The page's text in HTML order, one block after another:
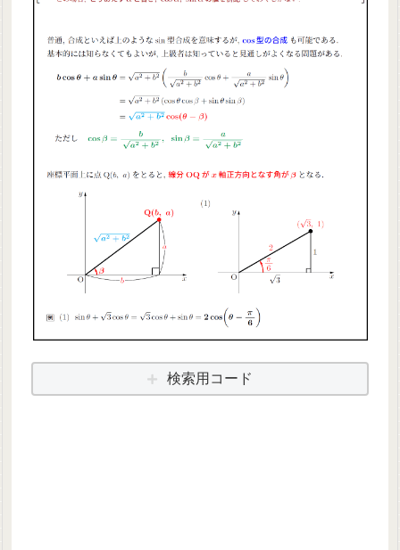
検索用コード